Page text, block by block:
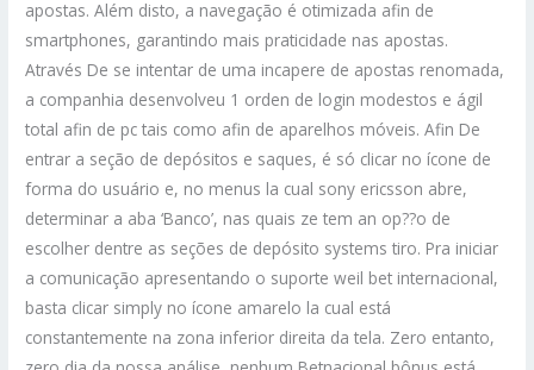
apostas. Além disto, a navegação é otimizada afin de
smartphones, garantindo mais praticidade nas apostas.
Através De se intentar de uma incapere de apostas renomada,
a companhia desenvolveu 1 orden de login modestos e ágil
total afin de pc tais como afin de aparelhos móveis. Afin De
entrar a seção de depósitos e saques, é só clicar no ícone de
forma do usuário e, no menus la cual sony ericsson abre,
determinar a aba ‘Banco’, nas quais ze tem an op??o de
escolher dentre as seções de depósito systems tiro. Pra iniciar
a comunicação apresentando o suporte weil bet internacional,
basta clicar simply no ícone amarelo la cual está
constantemente na zona inferior direita da tela. Zero entanto,